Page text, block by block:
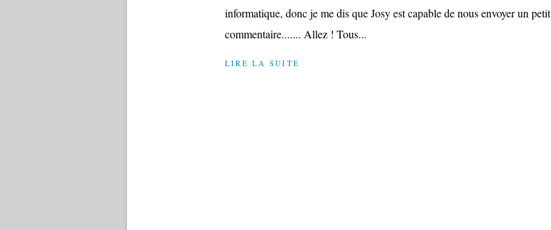
informatique, donc je me dis que Josy est capable de nous envoyer un petit
commentaire....... Allez ! Tous...
LIRE LA SUITE